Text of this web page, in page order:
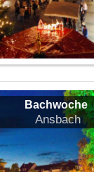
Bachwoche
Ansbach